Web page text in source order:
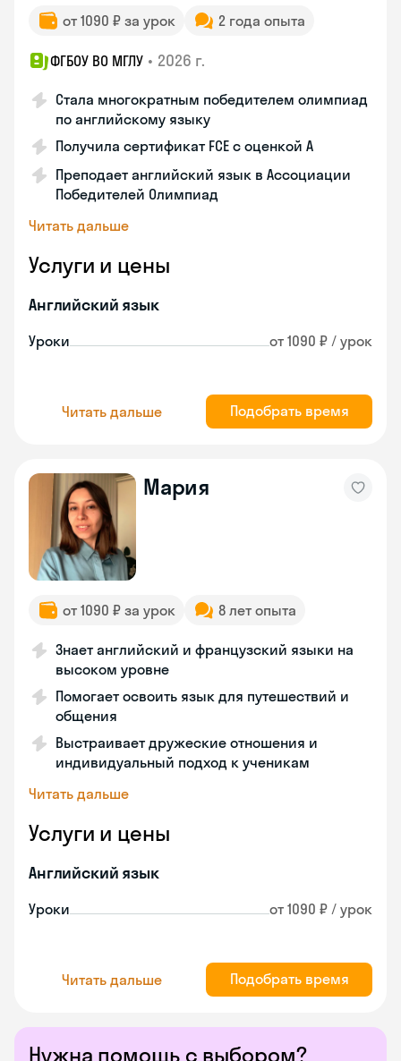
Нужна помощь с выбором?
от 1090 ₽ за урок 2 года опыта
ФГБОУ ВО МГЛУ • 2026 г.
Стала многократным победителем олимпиад
по английскому языку
Получила сертификат FCE с оценкой A
Преподает английский язык в Ассоциации
Победителей Олимпиад
Читать дальше
Услуги и цены
Английский язык
Уроки от 1090 ₽ / урок
Читать дальше Подобрать время
Мария
от 1090 ₽ за урок 8 лет опыта
Знает английский и французский языки на
высоком уровне
Помогает освоить язык для путешествий и
общения
Выстраивает дружеские отношения и
индивидуальный подход к ученикам
Читать дальше
Услуги и цены
Английский язык
Уроки от 1090 ₽ / урок
Читать дальше Подобрать время